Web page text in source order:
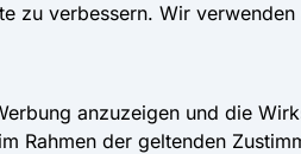
zu verbessern. Wir
anzuzeigen und die
Rahmen der geltenden